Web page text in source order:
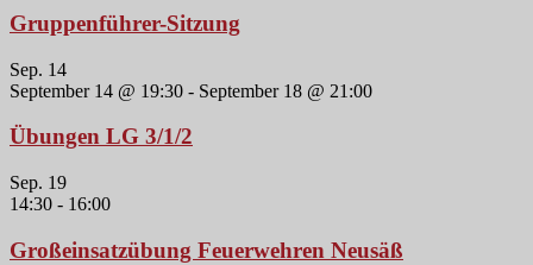
Gruppenführer-Sitzung
Sep. 14
September 14 @ 19:30 - September 18 @ 21:00
Übungen LG 3/1/2
Sep. 19
14:30 - 16:00
Großeinsatzübung Feuerwehren Neusäß